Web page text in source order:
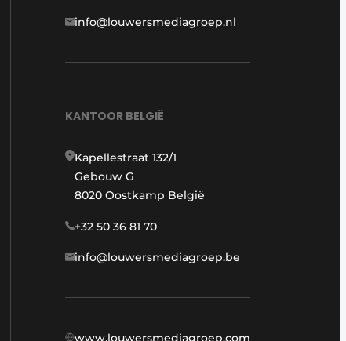
info@louwersmediagroep.nl
KANTOOR BELGIË
Kapellestraat 132/1
Gebouw G
8020 Oostkamp België
+32 50 36 81 70
info@louwersmediagroep.be
www.louwersmediagroep.com